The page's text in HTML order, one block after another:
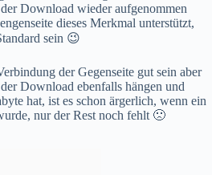
Download wieder aufgenommen
dieses Merkmal unterstützt,
sein 😉
der Gegenseite gut sein aber
Download ebenfalls hängen und
hat, ist es schon ärgerlich, wenn ein
nur der Rest noch fehlt 🙁